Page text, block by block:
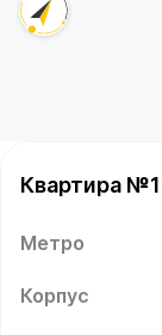
Квартира
Метро
Корпус